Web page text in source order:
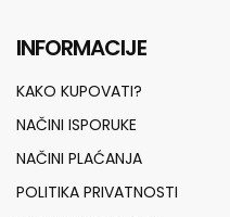
INFORMACIJE
KAKO KUPOVATI?
NAČINI ISPORUKE
NAČINI PLAĆANJA
POLITIKA PRIVATNOSTI